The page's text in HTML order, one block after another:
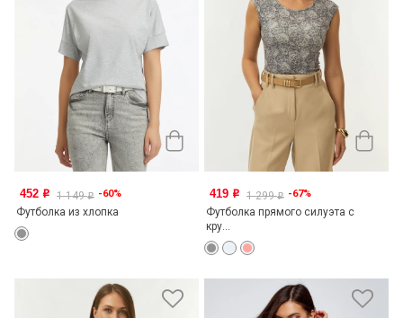
452 o 1 149o -60%
Футболка из хлопка
419 o 1 299o -67%
Футболка прямого силуэта с
кру...